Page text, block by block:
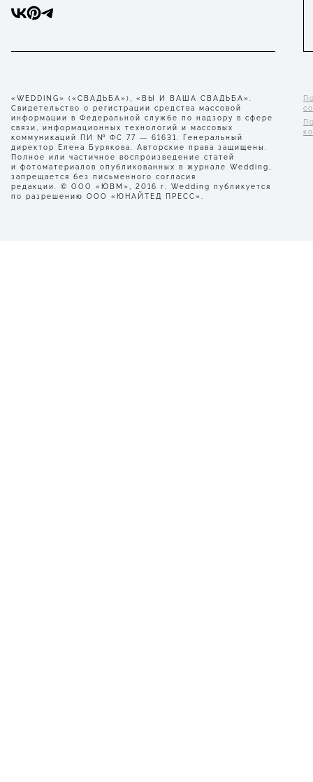
«WEDDING» («СВАДЬБА»), «ВЫ И ВАША СВАДЬБА».
Свидетельство о регистрации средства массовой
информации в Федеральной службе по надзору в сфере
связи, информационных технологий и массовых
коммуникаций ПИ № ФС 77 — 61631. Генеральный
директор Елена Бурякова. Авторские права защищены.
Полное или частичное воспроизведение статей
и фотоматериалов опубликованных в журнале Wedding,
запрещается без письменного согласия
редакции. © ООО «ЮВМ», 2016 г. Wedding публикуется
по разрешению ООО «ЮНАЙТЕД ПРЕСС».